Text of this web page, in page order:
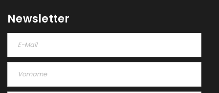
Ja, ich möchte ein Kundenkonto eröffnen und
akzeptiere dieDatenschutzerklärung. *
REGISTRIEREN
Newsletter